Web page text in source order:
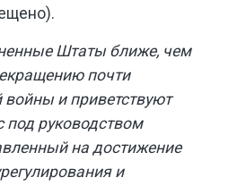
Штаты ближе, чем
почти
войны и приветствуют
руководством
на достижение
и